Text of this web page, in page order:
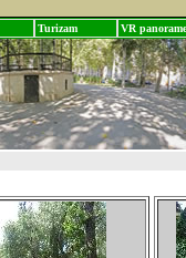
Turizam VR panorame